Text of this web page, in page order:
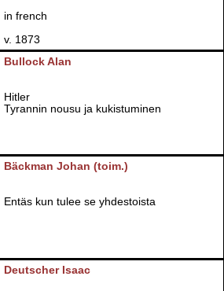
in french
v. 1873
Bullock Alan
Hitler
Tyrannin nousu ja kukistuminen
Bäckman Johan (toim.)
Entäs kun tulee se yhdestoista
Deutscher Isaac